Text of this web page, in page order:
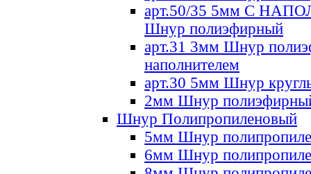
арт.50/35 5мм С
Шнур полиэфирный
арт.31 3мм Шнур
наполнителем
арт.30 5мм Шнур
2мм Шнур
Шнур Полипропиленовый
5мм Шнур
6мм Шнур